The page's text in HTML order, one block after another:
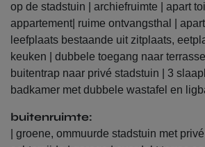
Verkooprechten in het
Gewest
op de stadstuin | archiefruimte | apart
appartement| ruime ontvangsthal |
leefplaats bestaande uit zitplaats,
keuken | dubbele toegang naar
buitentrap naar privé stadstuin | 3
badkamer met dubbele wastafel en
buitenruimte:
| groene, ommuurde stadstuin met